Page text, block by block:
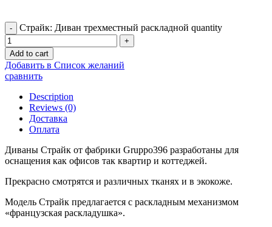
Страйк: Диван трехместный раскладной quantity
Add to cart
Добавить в Список желаний
сравнить
Description
Reviews (0)
Доставка
Оплата
Диваны Страйк от фабрики Gruppo396 разработаны для
оснащения как офисов так квартир и коттеджей.
Прекрасно смотрятся и различных тканях и в экокоже.
Модель Страйк предлагается с раскладным механизмом
«французская раскладушка».